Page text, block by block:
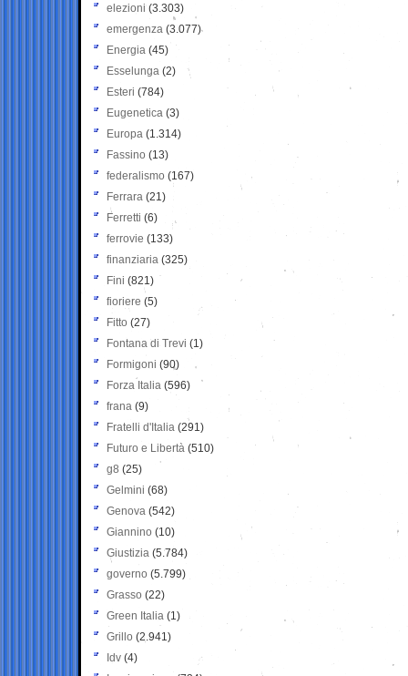
elezioni (3.303)
emergenza (3.077)
Energia (45)
Esselunga (2)
Esteri (784)
Eugenetica (3)
Europa (1.314)
Fassino (13)
federalismo (167)
Ferrara (21)
Ferretti (6)
ferrovie (133)
finanziaria (325)
Fini (821)
fioriere (5)
Fitto (27)
Fontana di Trevi (1)
Formigoni (90)
Forza Italia (596)
frana (9)
Fratelli d'Italia (291)
Futuro e Libertà (510)
g8 (25)
Gelmini (68)
Genova (542)
Giannino (10)
Giustizia (5.784)
governo (5.799)
Grasso (22)
Green Italia (1)
Grillo (2.941)
Idv (4)